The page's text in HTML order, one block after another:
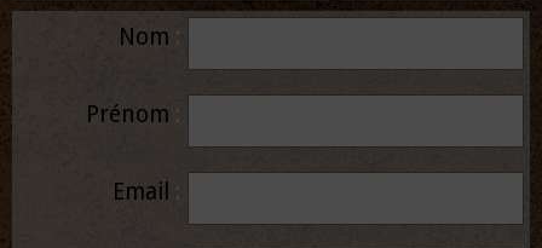
Nom
Prénom
Email